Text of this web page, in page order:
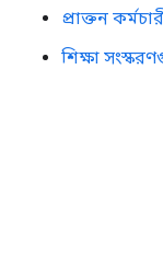
প্রাক্তন
শিক্ষা